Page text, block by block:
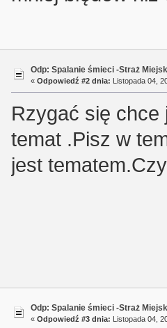
Odp: Spalanie śmieci -Straż
« Odpowiedź #2 dnia: Listopada 04,
Rzygać się chce
temat .Pisz w
jest
Odp: Spalanie śmieci -Straż
« Odpowiedź #3 dnia: Listopada 04,